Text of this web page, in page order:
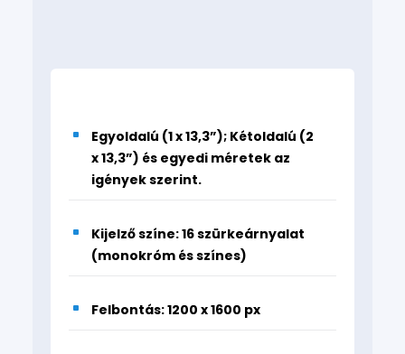
Egyoldalú (1 x 13,3”); Kétoldalú (2
x 13,3”) és egyedi méretek az
igények szerint.
Kijelző színe: 16 szürkeárnyalat
(monokróm és színes)
Felbontás: 1200 x 1600 px